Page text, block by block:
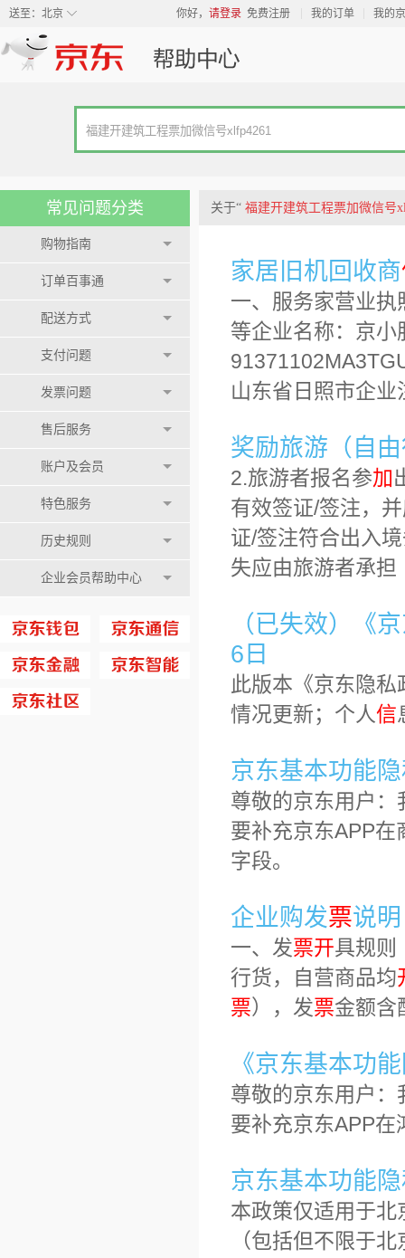
◇
送至： 北京 你好， 请登录 免费注册 我的订单 我的
常见问题分类
购物指南
订单百事通
配送方式
支付问题
发票问题
售后服务
账户及会员
特色服务
历史规则
企业会员帮助中心
关于“ 福建开建筑工程票加微信号
家居旧机回收商
一、服务家营业执
等企业名称：京
山东省日照市企业
奖励旅游（自
2.旅游者报名参加
有效签证/签注，
证/签注符合出入
失应由旅游者承担
（已失效）《
6日
此版本《京东隐
情况更新；个人信
京东基本功能
尊敬的京东用户
要补充京东APP在
字段。
企业购发票说明
一、发票开具规则
行货，自营商品均
票），发票金额含
《京东基本功
尊敬的京东用户
要补充京东APP在
京东基本功能
本政策仅适用于
（包括但不限于